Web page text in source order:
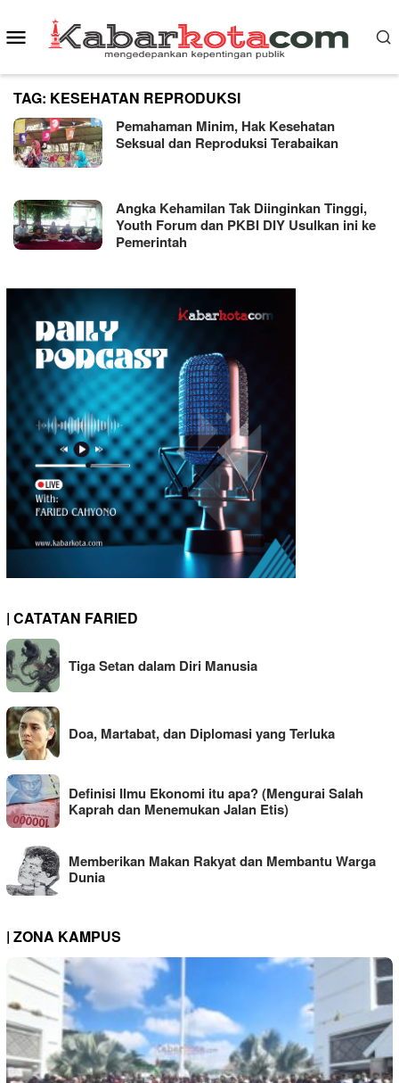
to
Mobile
TAG: KESEHATAN REPRODUKSI
Pemahaman Minim, Hak Kesehatan
Seksual dan Reproduksi Terabaikan
Angka Kehamilan Tak Diinginkan Tinggi,
Youth Forum dan PKBI DIY Usulkan ini ke
Pemerintah
| CATATAN FARIED
Tiga Setan dalam Diri Manusia
Doa, Martabat, dan Diplomasi yang Terluka
Definisi Ilmu Ekonomi itu apa? (Mengurai Salah
Kaprah dan Menemukan Jalan Etis)
Memberikan Makan Rakyat dan Membantu Warga
Dunia
| ZONA KAMPUS